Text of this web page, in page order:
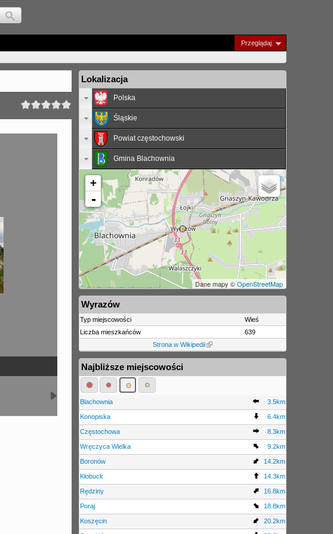
Przeglądaj
Lokalizacja
Polska
Śląskie
Powiat częstochowski
Gmina Blachownia
+
-
Dane mapy ©OpenStreetMap
Wyrazów
Typ miejscowości
Wieś
Liczba mieszkańców
639
Strona w Wikipedii
Najbliższe miejscowości
Blachownia 3.5km
Konopiska 6.4km
Częstochowa 8.3km
Wręczyca Wielka 9.2km
Boronów 14.2km
Kłobuck 14.3km
Rędziny 16.8km
Poraj 18.8km
Koszęcin 20.2km